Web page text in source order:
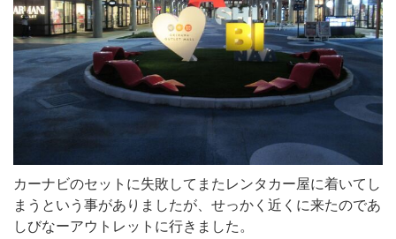
カーナビのセットに失敗してまたレンタカー屋に着いてし
まうという事がありましたが、せっかく近くに来たのであ
しびなーアウトレットに行きました。